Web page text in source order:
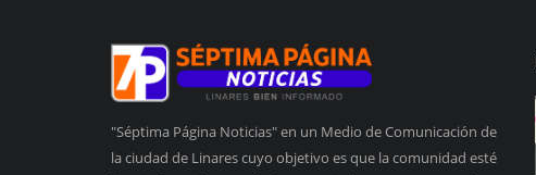
"Séptima Página Noticias" en un Medio de Comunicación de
la ciudad de Linares cuyo objetivo es que la comunidad esté